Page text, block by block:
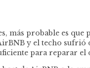
más probable es
y el techo
para reparar